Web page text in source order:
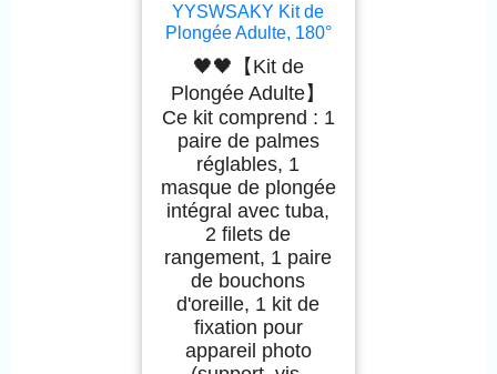
YYSWSAKY Kit de
Plongée Adulte, 180°
Vue Panoramique,
Masque de Plongée
Intégrale, CO2 Sûre,
Anti-Buée, avec
Palmes Plongée
Reglable, Support de
Caméra, Pochette
Étanche pour
Téléphone Portable
(L/XL)
🖤🖤【Kit de
Plongée Adulte】
Ce kit comprend : 1
paire de palmes
réglables, 1
masque de plongée
intégral avec tuba,
2 filets de
rangement, 1 paire
de bouchons
d'oreille, 1 kit de
fixation pour
appareil photo